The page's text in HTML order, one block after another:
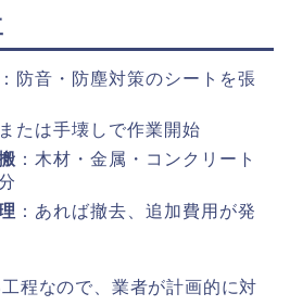
：防音・防塵対策のシートを張
たは手壊しで作業開始
：木材・金属・コンクリート
：あれば撤去、追加費用が発
程なので、業者が計画的に対